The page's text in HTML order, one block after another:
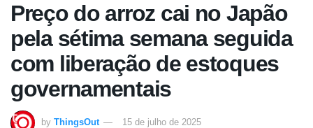
Preço do arroz cai no Japão
pela sétima semana seguida
com liberação de estoques
governamentais
by ThingsOut 15 de julho de 2025